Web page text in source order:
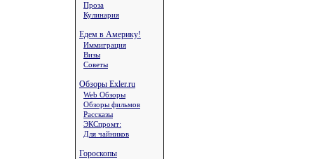
Проза
Кулинария
Едем в Америку!
Иммиграция
Визы
Советы
Обзоры Exler.ru
Web Обзоры
Обзоры фильмов
Рассказы
ЭКСпромт:
Для чайников
Гороскопы